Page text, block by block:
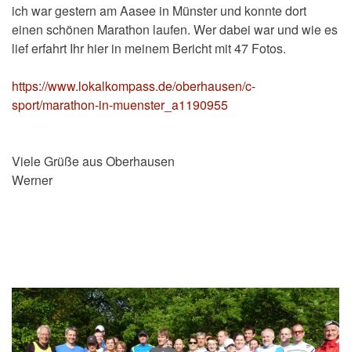
ich war gestern am Aasee in Münster und konnte dort
einen schönen Marathon laufen. Wer dabei war und wie es
lief erfahrt Ihr hier in meinem Bericht mit 47 Fotos.
https://www.lokalkompass.de/oberhausen/c-
sport/marathon-in-muenster_a1190955
Viele Grüße aus Oberhausen
Werner